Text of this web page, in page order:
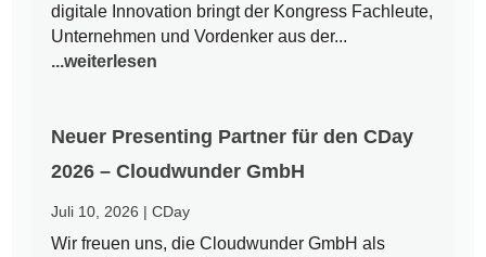
digitale Innovation bringt der Kongress Fachleute,
Unternehmen und Vordenker aus der...
...weiterlesen
Neuer Presenting Partner für den CDay
2026 – Cloudwunder GmbH
Juli 10, 2026 |CDay
Wir freuen uns, die Cloudwunder GmbH als